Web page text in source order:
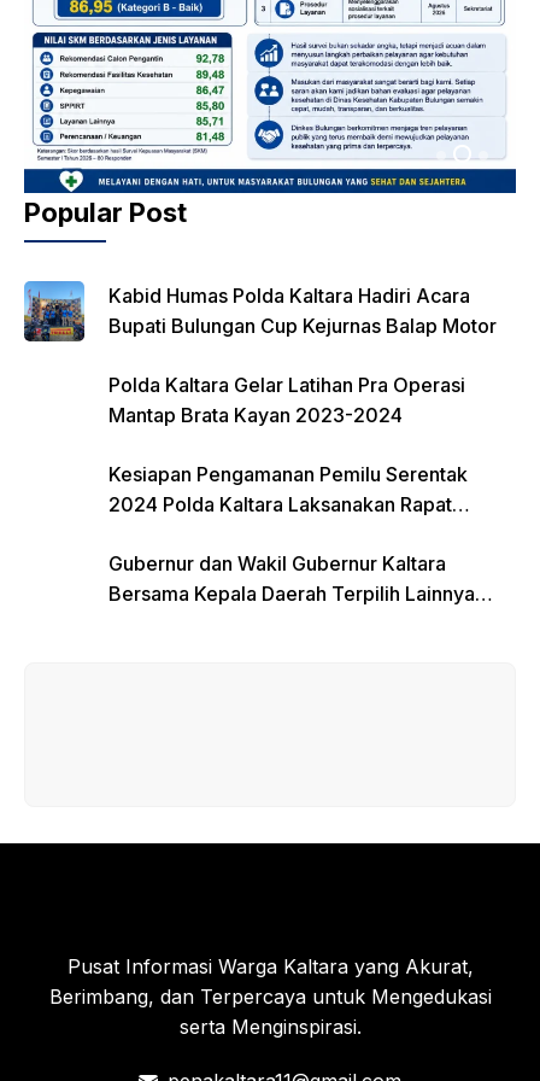
Popular Post
Kabid Humas Polda Kaltara Hadiri Acara
Bupati Bulungan Cup Kejurnas Balap Motor
Polda Kaltara Gelar Latihan Pra Operasi
Mantap Brata Kayan 2023-2024
Kesiapan Pengamanan Pemilu Serentak
2024 Polda Kaltara Laksanakan Rapat
Gubernur dan Wakil Gubernur Kaltara
Bersama Kepala Daerah Terpilih Lainnya
Pusat Informasi Warga Kaltara yang Akurat,
Berimbang, dan Terpercaya untuk Mengedukasi
serta Menginspirasi.